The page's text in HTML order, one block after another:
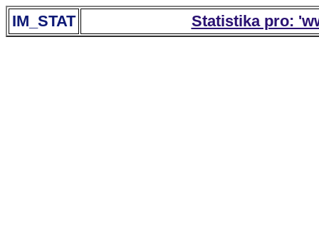
IM_STAT Statistika pro: